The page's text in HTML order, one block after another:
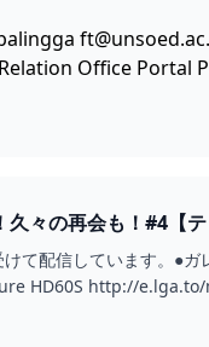
Office Portal
久々の再会も！#4【
て配信しています。●
用機材もみてね！・Elgato